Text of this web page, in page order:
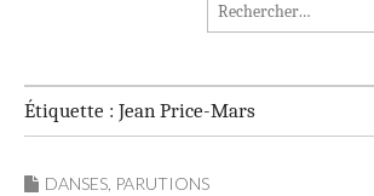
Rechercher :
Étiquette : Jean Price-Mars
DANSES, PARUTIONS